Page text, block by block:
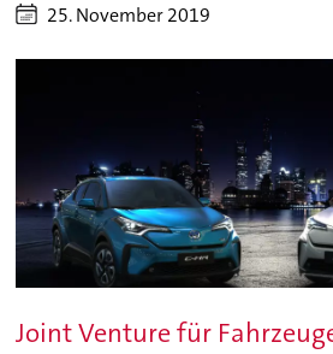
25. November 2019
Joint Venture für